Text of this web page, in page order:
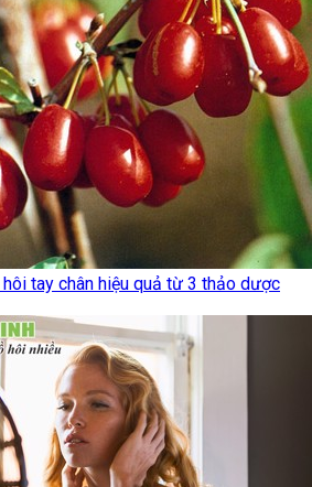
tay chân hiệu quả từ 3 thảo dược